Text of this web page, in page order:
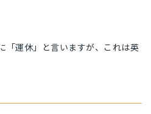
「運休」と言いますが、これは英